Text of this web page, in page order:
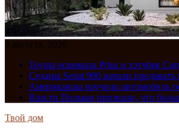
8 августа, 2026
Toyota освежила Prius и хэтчбек
Седаны Senat 900 начали
Американцы научили автомобиль
Власти Польши признали, что
Твой дом